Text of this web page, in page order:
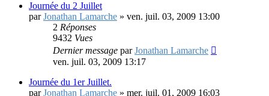
Journée du 2 Juillet
parJonathan Lamarche » ven. juil. 03, 2009 13:00
2 Réponses
9432 Vues
Dernier message parJonathan Lamarche
ven. juil. 03, 2009 13:17
Journée du 1er Juillet.
parJonathan Lamarche » mer. juil. 01, 2009 16:03